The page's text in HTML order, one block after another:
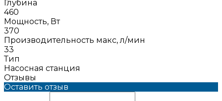
Глубина
460
Мощность, Вт
370
Производительность макс, л/мин
33
Тип
Насосная станция
Отзывы
Оставить отзыв